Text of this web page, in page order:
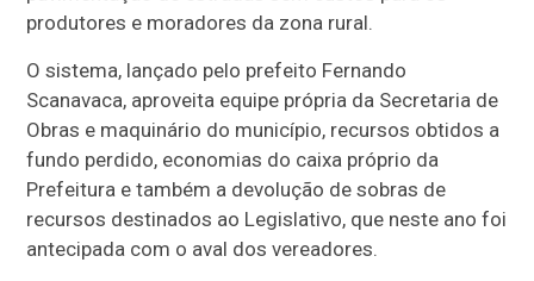
produtores e moradores da zona rural.
O sistema, lançado pelo prefeito Fernando
Scanavaca, aproveita equipe própria da Secretaria de
Obras e maquinário do município, recursos obtidos a
fundo perdido, economias do caixa próprio da
Prefeitura e também a devolução de sobras de
recursos destinados ao Legislativo, que neste ano foi
antecipada com o aval dos vereadores.